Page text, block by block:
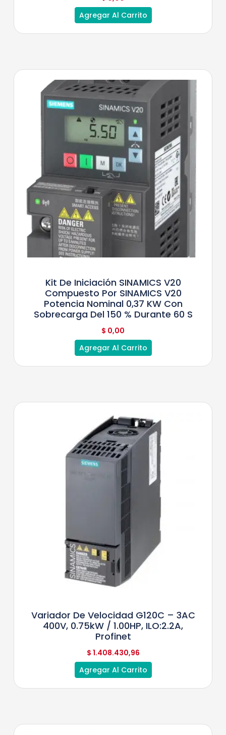
Agregar Al Carrito
Kit De Iniciación SINAMICS V20
Compuesto Por SINAMICS V20
Potencia Nominal 0,37 KW Con
Sobrecarga Del 150 % Durante 60 S
$ 0,00
Agregar Al Carrito
Variador De Velocidad G120C – 3AC
400V, 0.75kW / 1.00HP, ILO:2.2A,
Profinet
$ 1.408.430,96
Agregar Al Carrito